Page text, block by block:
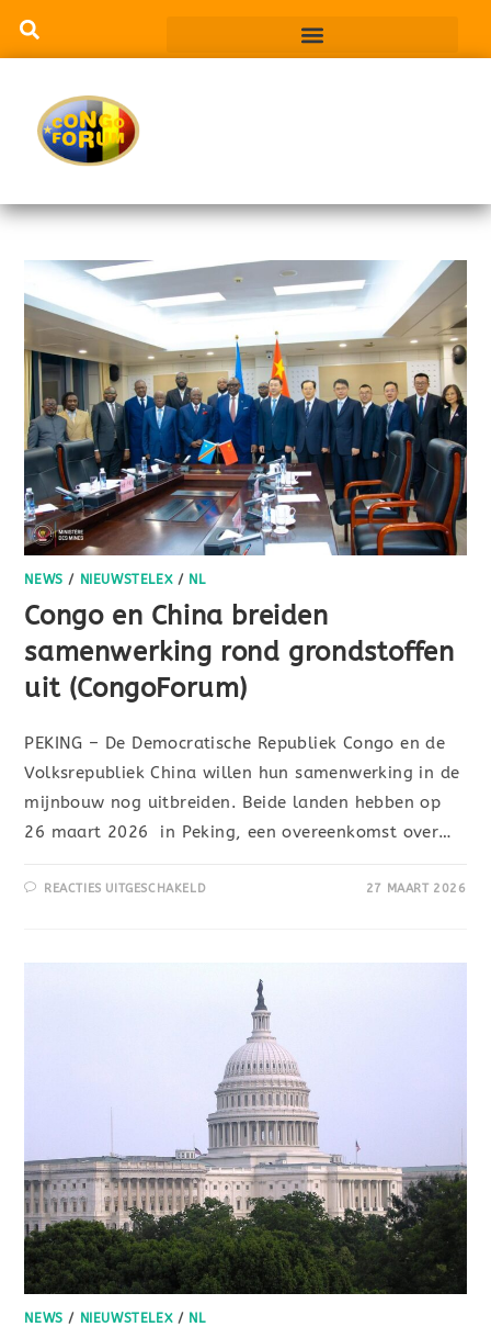
NEWS / NIEUWSTELEX/ NL
Congo en China breiden
samenwerking rond grondstoffen
uit (CongoForum)
PEKING – De Democratische Republiek Congo en de
Volksrepubliek China willen hun samenwerking in de
mijnbouw nog uitbreiden. Beide landen hebben op
26 maart 2026 in Peking, een overeenkomst over…
REACTIES UITGESCHAKELD 27 MAART 2026
NEWS / NIEUWSTELEX/ NL